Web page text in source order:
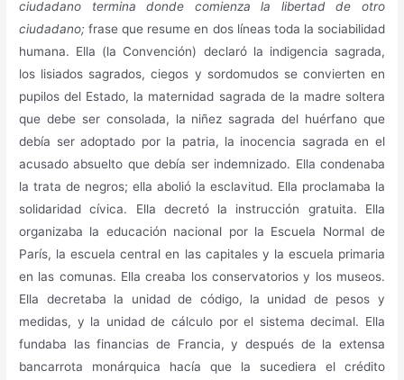
ciudadano termina donde comienza la libertad de otro
ciudadano;frase que resume en dos líneas toda la sociabilidad
humana. Ella (la Convención) declaró la indigencia sagrada,
los lisiados sagrados, ciegos y sordomudos se convierten en
pupilos del Estado, la maternidad sagrada de la madre soltera
que debe ser consolada, la niñez sagrada del huérfano que
debía ser adoptado por la patria, la inocencia sagrada en el
acusado absuelto que debía ser indemnizado. Ella condenaba
la trata de negros; ella abolió la esclavitud. Ella proclamaba la
solidaridad cívica. Ella decretó la instrucción gratuita. Ella
organizaba la educación nacional por la Escuela Normal de
París, la escuela central en las capitales y la escuela primaria
en las comunas. Ella creaba los conservatorios y los museos.
Ella decretaba la unidad de código, la unidad de pesos y
medidas, y la unidad de cálculo por el sistema decimal. Ella
fundaba las financias de Francia, y después de la extensa
bancarrota monárquica hacía que la sucediera el crédito